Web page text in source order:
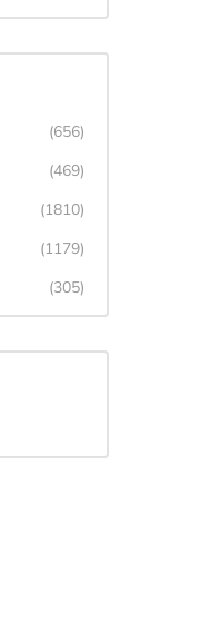
(656)
(469)
(1810)
(1179)
(305)